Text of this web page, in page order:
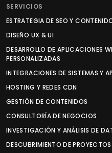
SERVICIOS
ESTRATEGIA DE SEO Y
DISEÑO UX & UI
DESARROLLO DE APLICACIONES
PERSONALIZADAS
INTEGRACIONES DE SISTEMAS Y
HOSTING Y REDES CDN
GESTIÓN DE CONTENIDOS
CONSULTORÍA DE NEGOCIOS
INVESTIGACIÓN Y ANÁLISIS DE
DESCUBRIMIENTO DE PROYECTOS